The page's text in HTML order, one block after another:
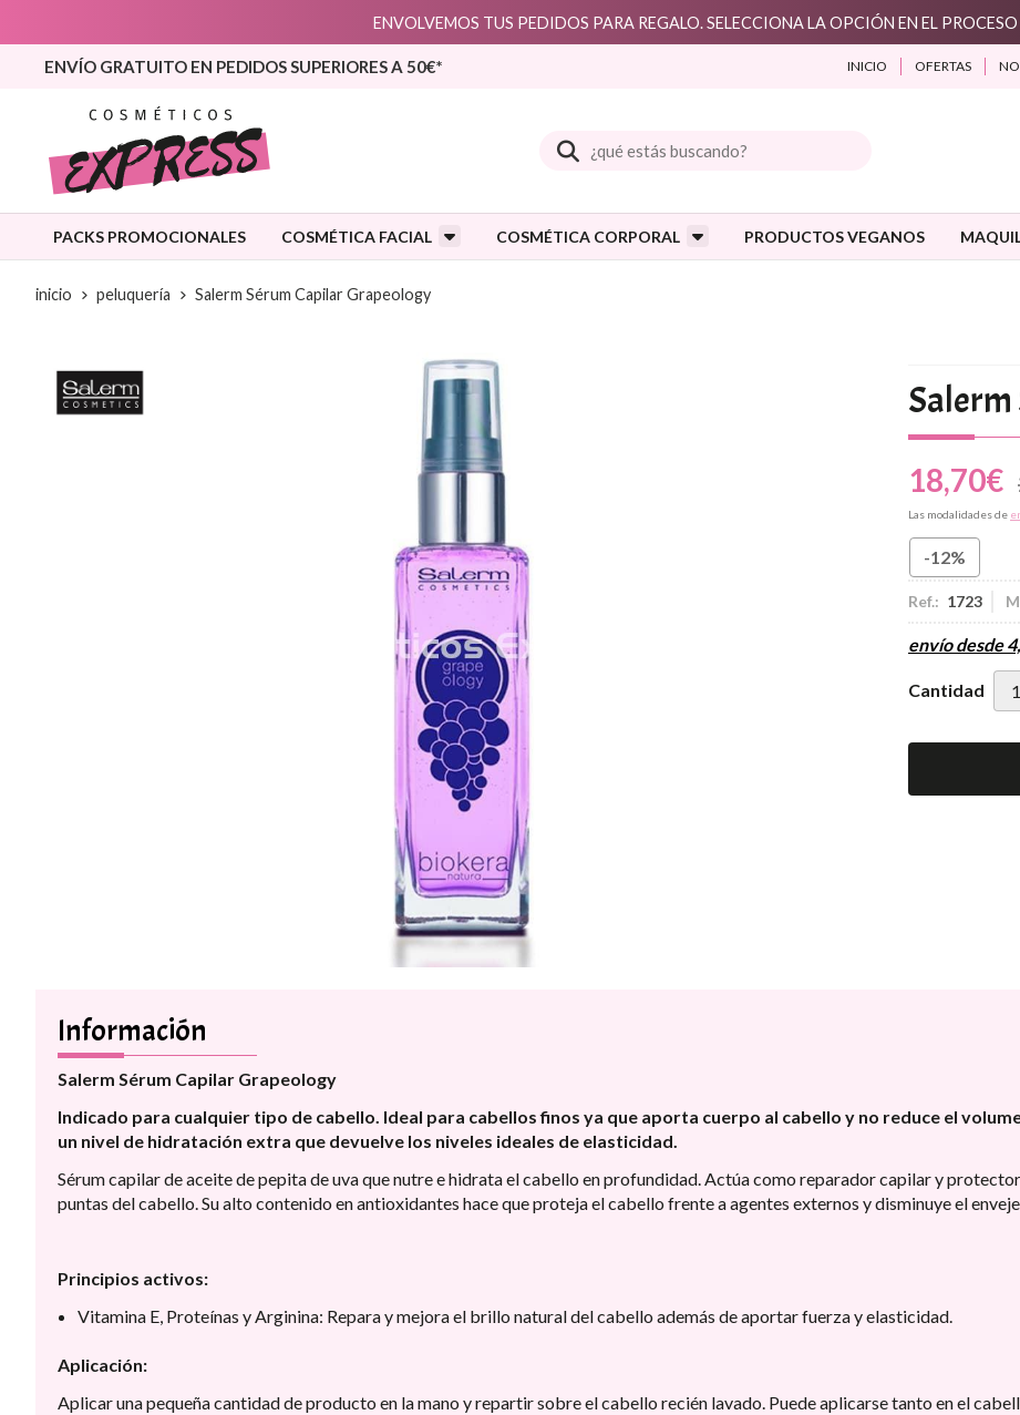
ENVOLVEMOS TUS PEDIDOS PARA REGALO. SELECCIONA LA OPCIÓN EN EL
ENVÍO GRATUITO EN PEDIDOS SUPERIORES A 50€* INICIO OFERTAS
Buscar
PACKS PROMOCIONALES COSMÉTICA FACIAL COSMÉTICA CORPORAL PRODUCTOS VEGANOS
inicio peluquería Salerm Sérum Capilar Grapeology
18,70€
Las modalidades de
-12%
Ref.: 1723
envío desde
Cantidad
Información
Salerm Sérum Capilar Grapeology
Indicado para cualquier tipo de cabello. Ideal para cabellos finos ya que aporta cuerpo al cabello y no reduce el
un nivel de hidratación extra que devuelve los niveles ideales de elasticidad.
Sérum capilar de aceite de pepita de uva que nutre e hidrata el cabello en profundidad. Actúa como reparador capilar y
puntas del cabello. Su alto contenido en antioxidantes hace que proteja el cabello frente a agentes externos y disminuye el
Principios activos:
Vitamina E, Proteínas y Arginina: Repara y mejora el brillo natural del cabello además de aportar fuerza y elasticidad.
Aplicación:
Aplicar una pequeña cantidad de producto en la mano y repartir sobre el cabello recién lavado. Puede aplicarse tanto en el